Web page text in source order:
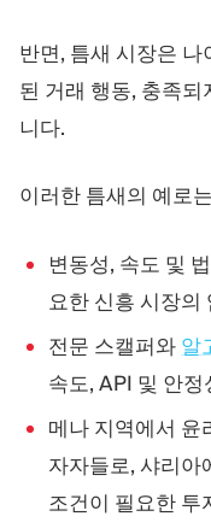
반면, 틈새 시장은
된 거래 행동, 충족
니다.
이러한 틈새의 예로
변동성, 속도 및
요한 신흥 시장의
전문 스캘퍼와 알
속도, API 및 안
메나 지역에서 윤
자자들로, 샤리아
조건이 필요한 투